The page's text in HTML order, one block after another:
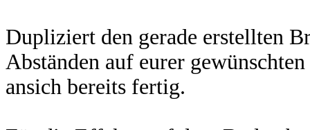
Dupliziert den gerade erstellten
Abständen auf eurer
ansich bereits fertig.